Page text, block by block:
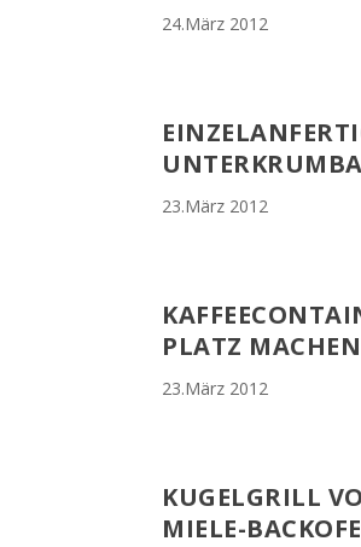
24.März 2012
23.März 2012
PLATZ MACHEN
23.März 2012
KUGELGRILL
MIELE-